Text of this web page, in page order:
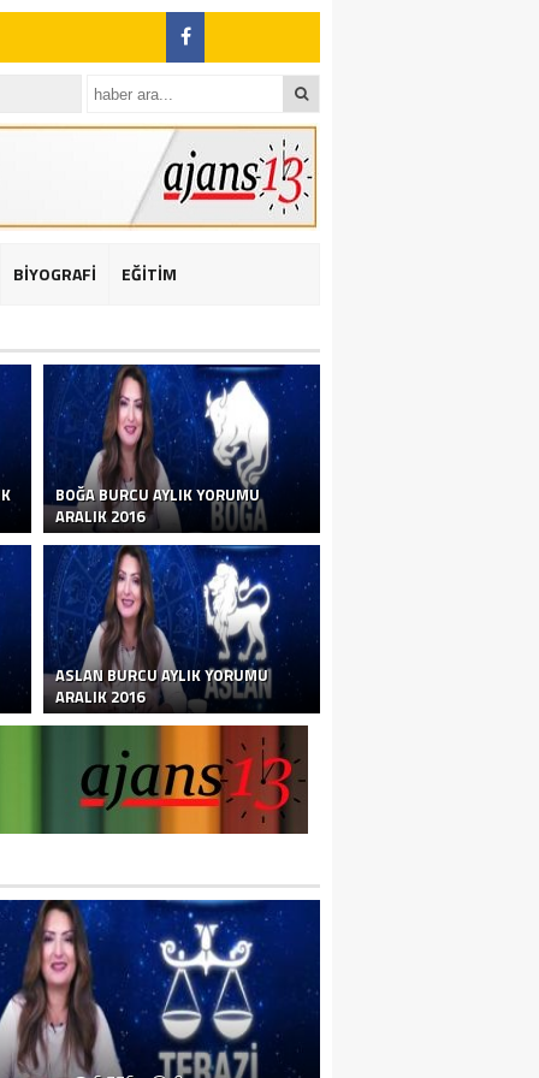
BİYOGRAFİ EĞİTİM
BOĞA BURCU AYLIK YORUMU
ARALIK 2016
ASLAN BURCU AYLIK YORUMU
ARALIK 2016